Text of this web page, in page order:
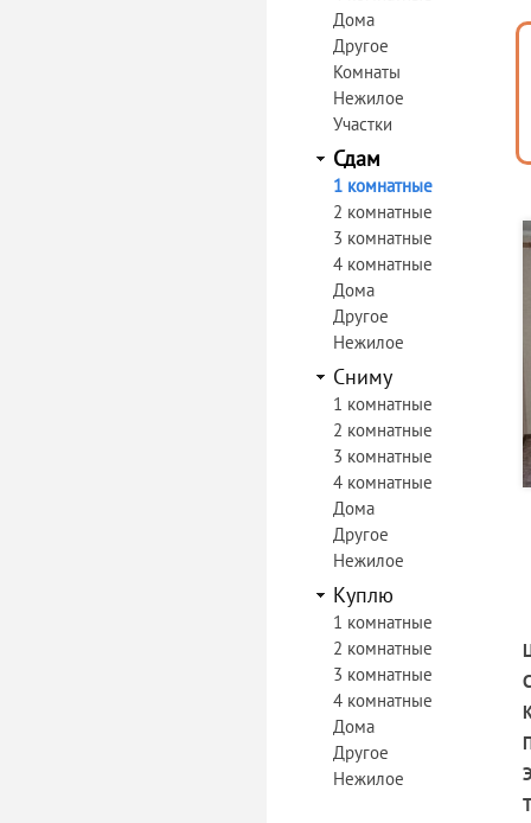
Дома
Другое
Комнаты
Нежилое
Участки
Сдам
1 комнатные
2 комнатные
3 комнатные
4 комнатные
Дома
Другое
Нежилое
Сниму
1 комнатные
2 комнатные
3 комнатные
4 комнатные
Дома
Другое
Нежилое
Куплю
1 комнатные
2 комнатные
3 комнатные
4 комнатные
Дома
Другое
Нежилое